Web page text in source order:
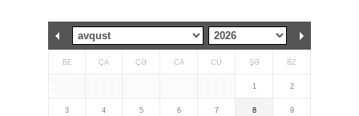
BE ÇA ÇƏ CA CÜ ŞƏ BZ
1 2
3 4 5 6 7 8 9